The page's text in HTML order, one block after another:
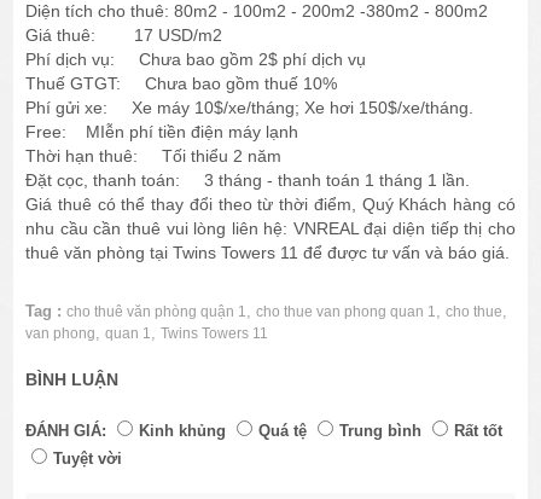
Diện tích cho thuê: 80m2 - 100m2 - 200m2 -380m2 - 800m2
Giá thuê: 17 USD/m2
Phí dịch vụ: Chưa bao gồm 2$ phí dịch vụ
Thuế GTGT: Chưa bao gồm thuế 10%
Phí gửi xe: Xe máy 10$/xe/tháng; Xe hơi 150$/xe/tháng.
Free: MIễn phí tiền điện máy lạnh
Thời hạn thuê: Tối thiểu 2 năm
Đặt cọc, thanh toán: 3 tháng - thanh toán 1 tháng 1 lần.
Giá thuê có thể thay đổi theo từ thời điểm, Quý Khách hàng có
nhu cầu cần thuê vui lòng liên hệ: VNREAL đại diện tiếp thị cho
thuê văn phòng tại Twins Towers 11 để được tư vấn và báo giá.
Tag : cho thuê văn phòng quận 1,cho thue van phong quan 1,cho thue,
van phong,quan 1,Twins Towers 11
BÌNH LUẬN
ĐÁNH GIÁ: Kinh khủng Quá tệ Trung bình
Rất tốt
Tuyệt vời